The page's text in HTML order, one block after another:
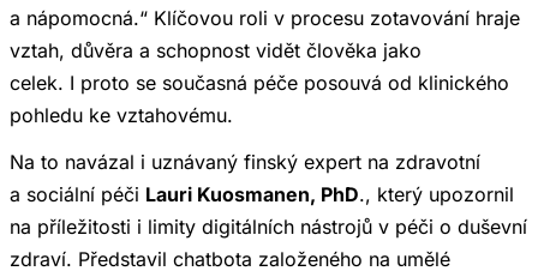
a nápomocná.“ Klíčovou roli v procesu zotavování hraje
vztah, důvěra a schopnost vidět člověka jako
celek. I proto se současná péče posouvá od klinického
pohledu ke vztahovému.
Na to navázal i uznávaný finský expert na zdravotní
a sociální péči Lauri Kuosmanen, PhD., který upozornil
na příležitosti i limity digitálních nástrojů v péči o duševní
zdraví. Představil chatbota založeného na umělé